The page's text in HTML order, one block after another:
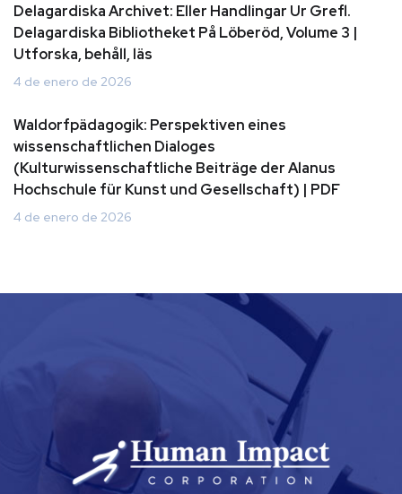
Delagardiska Archivet: Eller Handlingar Ur Grefl.
Delagardiska Bibliotheket På Löberöd, Volume 3 |
Utforska, behåll, läs
4 de enero de 2026
Waldorfpädagogik: Perspektiven eines
wissenschaftlichen Dialoges
(Kulturwissenschaftliche Beiträge der Alanus
Hochschule für Kunst und Gesellschaft) | PDF
4 de enero de 2026